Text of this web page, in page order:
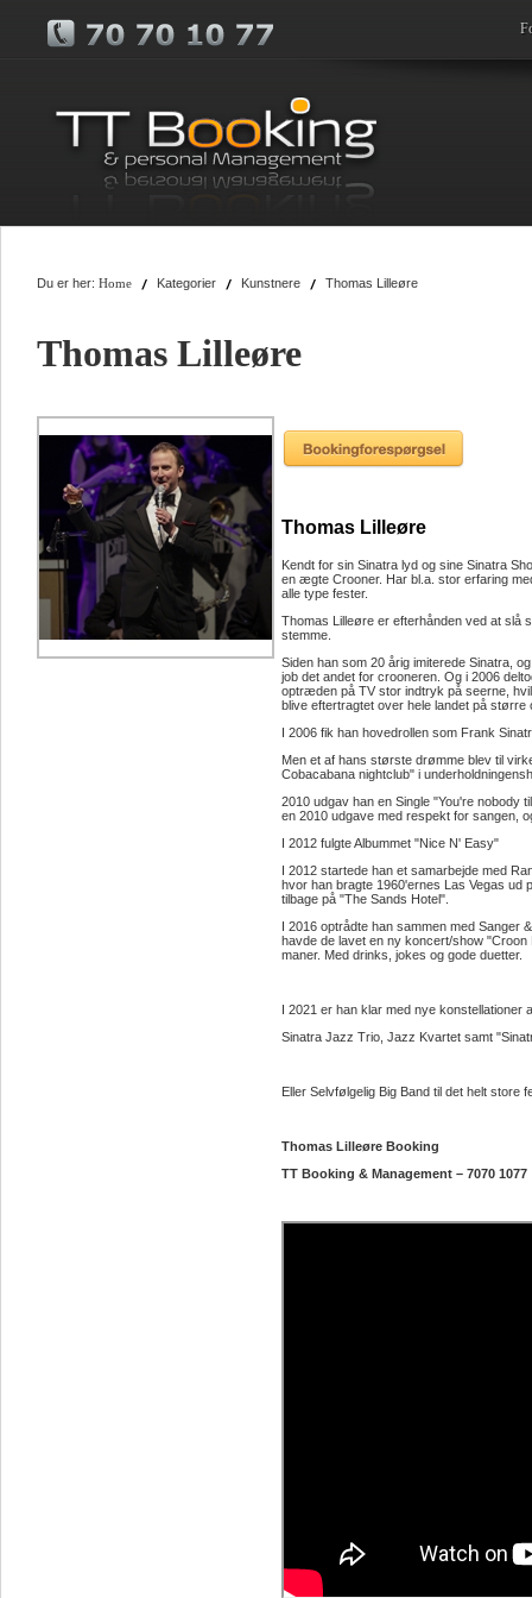
Du er her: Home Kategorier Kunstnere Thomas Lilleøre
Thomas Lilleøre
Thomas Lilleøre
Kendt for sin Sinatra lyd og sine Sinatra
en ægte Crooner. Har bl.a. stor erfaring
alle type fester.
Thomas Lilleøre er efterhånden ved at slå
stemme.
Siden han som 20 årig imiterede Sinatra,
job det andet for crooneren. Og i 2006
optræden på TV stor indtryk på seerne,
blive eftertragtet over hele landet på større
I 2006 fik han hovedrollen som Frank
Men et af hans største drømme blev til
Cobacabana nightclub" i
2010 udgav han en Single "You're nobody
en 2010 udgave med respekt for sangen,
I 2012 fulgte Albummet "Nice N' Easy"
I 2012 startede han et samarbejde med
hvor han bragte 1960'ernes Las Vegas ud
tilbage på "The Sands Hotel".
I 2016 optrådte han sammen med Sanger
havde de lavet en ny koncert/show
maner. Med drinks, jokes og gode duetter.
I 2021 er han klar med nye konstellationer
Sinatra Jazz Trio, Jazz Kvartet samt
Eller Selvfølgelig Big Band til det helt store
Thomas Lilleøre Booking
TT Booking & Management – 7070 1077